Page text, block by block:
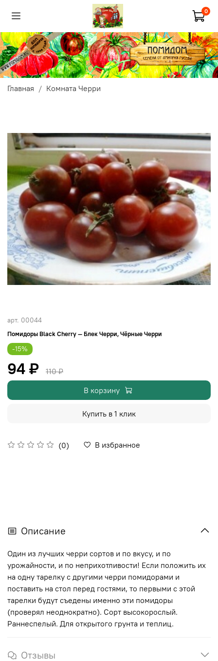
0
Главная Комната Черри
арт. 00044
Помидоры Black Cherry — Блек Черри, Чёрные Черри
(0) В избранное
-15%
94 ₽
110 ₽
В корзину
Купить в 1 клик
Описание
Один из лучших черри сортов и по вкусу, и по
урожайности, и по неприхотливости! Если положить их
на одну тарелку с другими черри помидорами и
поставить на стол перед гостями, то первыми с этой
тарелки будут съедены именно эти помидоры
(проверял неоднократно). Сорт высокорослый.
Раннеспелый. Для открытого грунта и теплиц.
Отзывы